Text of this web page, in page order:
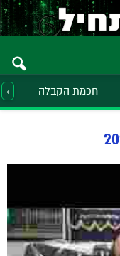
חכמת הקבלה ‹